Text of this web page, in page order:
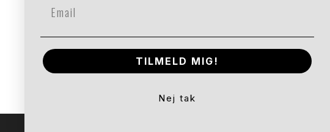
udsolgt bliver der mindre fleksibilitet. Kontakt
Email
TILMELD MIG!
Nej tak